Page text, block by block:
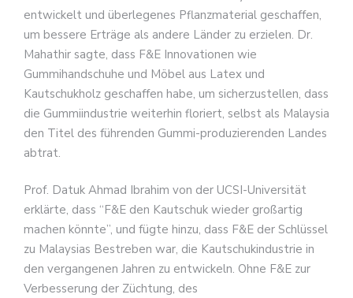
entwickelt und überlegenes Pflanzmaterial geschaffen,
um bessere Erträge als andere Länder zu erzielen. Dr.
Mahathir sagte, dass F&E Innovationen wie
Gummihandschuhe und Möbel aus Latex und
Kautschukholz geschaffen habe, um sicherzustellen, dass
die Gummiindustrie weiterhin floriert, selbst als Malaysia
den Titel des führenden Gummi-produzierenden Landes
abtrat.
Prof. Datuk Ahmad Ibrahim von der UCSI-Universität
erklärte, dass “F&E den Kautschuk wieder großartig
machen könnte”, und fügte hinzu, dass F&E der Schlüssel
zu Malaysias Bestreben war, die Kautschukindustrie in
den vergangenen Jahren zu entwickeln. Ohne F&E zur
Verbesserung der Züchtung, des